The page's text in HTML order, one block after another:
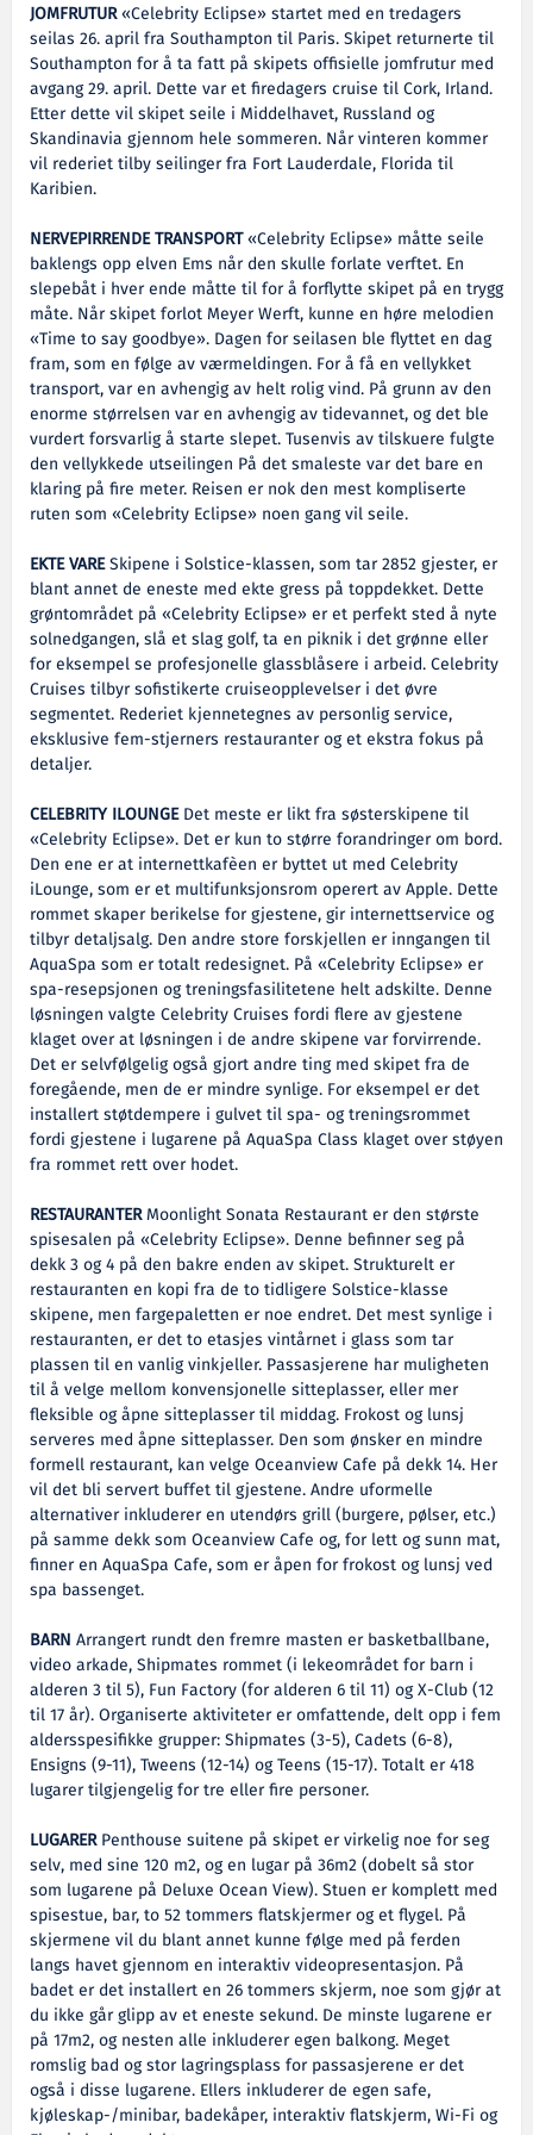
JOMFRUTUR«Celebrity Eclipse» startet med en tredagers
seilas 26. april fra Southampton til Paris. Skipet returnerte til
Southampton for å ta fatt på skipets offisielle jomfrutur med
avgang 29. april. Dette var et firedagers cruise til Cork, Irland.
Etter dette vil skipet seile i Middelhavet, Russland og
Skandinavia gjennom hele sommeren. Når vinteren kommer
vil rederiet tilby seilinger fra Fort Lauderdale, Florida til
Karibien.
NERVEPIRRENDE TRANSPORT«Celebrity Eclipse» måtte seile
baklengs opp elven Ems når den skulle forlate verftet. En
slepebåt i hver ende måtte til for å forflytte skipet på en trygg
måte. Når skipet forlot Meyer Werft, kunne en høre melodien
«Time to say goodbye». Dagen for seilasen ble flyttet en dag
fram, som en følge av værmeldingen. For å få en vellykket
transport, var en avhengig av helt rolig vind. På grunn av den
enorme størrelsen var en avhengig av tidevannet, og det ble
vurdert forsvarlig å starte slepet. Tusenvis av tilskuere fulgte
den vellykkede utseilingen På det smaleste var det bare en
klaring på fire meter. Reisen er nok den mest kompliserte
ruten som «Celebrity Eclipse» noen gang vil seile.
EKTE VARESkipene i Solstice-klassen, som tar 2852 gjester, er
blant annet de eneste med ekte gress på toppdekket. Dette
grøntområdet på «Celebrity Eclipse» er et perfekt sted å nyte
solnedgangen, slå et slag golf, ta en piknik i det grønne eller
for eksempel se profesjonelle glassblåsere i arbeid. Celebrity
Cruises tilbyr sofistikerte cruiseopplevelser i det øvre
segmentet. Rederiet kjennetegnes av personlig service,
eksklusive fem-stjerners restauranter og et ekstra fokus på
detaljer.
CELEBRITY ILOUNGEDet meste er likt fra søsterskipene til
«Celebrity Eclipse». Det er kun to større forandringer om bord.
Den ene er at internettkafèen er byttet ut med Celebrity
iLounge, som er et multifunksjonsrom operert av Apple. Dette
rommet skaper berikelse for gjestene, gir internettservice og
tilbyr detaljsalg. Den andre store forskjellen er inngangen til
AquaSpa som er totalt redesignet. På «Celebrity Eclipse» er
spa-resepsjonen og treningsfasilitetene helt adskilte. Denne
løsningen valgte Celebrity Cruises fordi flere av gjestene
klaget over at løsningen i de andre skipene var forvirrende.
Det er selvfølgelig også gjort andre ting med skipet fra de
foregående, men de er mindre synlige. For eksempel er det
installert støtdempere i gulvet til spa- og treningsrommet
fordi gjestene i lugarene på AquaSpa Class klaget over støyen
fra rommet rett over hodet.
RESTAURANTERMoonlight Sonata Restaurant er den største
spisesalen på «Celebrity Eclipse». Denne befinner seg på
dekk 3 og 4 på den bakre enden av skipet. Strukturelt er
restauranten en kopi fra de to tidligere Solstice-klasse
skipene, men fargepaletten er noe endret. Det mest synlige i
restauranten, er det to etasjes vintårnet i glass som tar
plassen til en vanlig vinkjeller. Passasjerene har muligheten
til å velge mellom konvensjonelle sitteplasser, eller mer
fleksible og åpne sitteplasser til middag. Frokost og lunsj
serveres med åpne sitteplasser. Den som ønsker en mindre
formell restaurant, kan velge Oceanview Cafe på dekk 14. Her
vil det bli servert buffet til gjestene. Andre uformelle
alternativer inkluderer en utendørs grill (burgere, pølser, etc.)
på samme dekk som Oceanview Cafe og, for lett og sunn mat,
finner en AquaSpa Cafe, som er åpen for frokost og lunsj ved
spa bassenget.
BARN Arrangert rundt den fremre masten er basketballbane,
video arkade, Shipmates rommet (i lekeområdet for barn i
alderen 3 til 5), Fun Factory (for alderen 6 til 11) og X-Club (12
til 17 år). Organiserte aktiviteter er omfattende, delt opp i fem
aldersspesifikke grupper: Shipmates (3-5), Cadets (6-8),
Ensigns (9-11), Tweens (12-14) og Teens (15-17). Totalt er 418
lugarer tilgjengelig for tre eller fire personer.
LUGARERPenthouse suitene på skipet er virkelig noe for seg
selv, med sine 120 m2, og en lugar på 36m2 (dobelt så stor
som lugarene på Deluxe Ocean View). Stuen er komplett med
spisestue, bar, to 52 tommers flatskjermer og et flygel. På
skjermene vil du blant annet kunne følge med på ferden
langs havet gjennom en interaktiv videopresentasjon. På
badet er det installert en 26 tommers skjerm, noe som gjør at
du ikke går glipp av et eneste sekund. De minste lugarene er
på 17m2, og nesten alle inkluderer egen balkong. Meget
romslig bad og stor lagringsplass for passasjerene er det
også i disse lugarene. Ellers inkluderer de egen safe,
kjøleskap-/minibar, badekåper, interaktiv flatskjerm, Wi-Fi og